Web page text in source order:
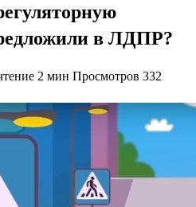
в ЛДПР?
2 мин Просмотров 332